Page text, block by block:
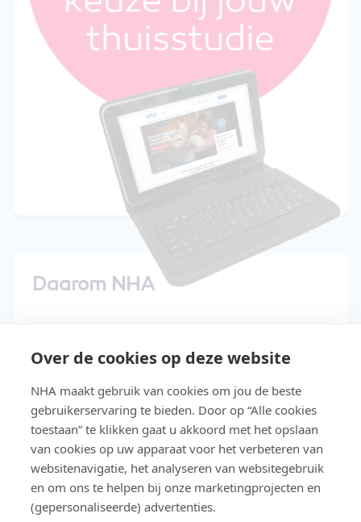
Over de cookies op deze website
NHA maakt gebruik van cookies om jou de beste
gebruikerservaring te bieden. Door op “Alle cookies
toestaan” te klikken gaat u akkoord met het opslaan
van cookies op uw apparaat voor het verbeteren van
websitenavigatie, het analyseren van websitegebruik
en om ons te helpen bij onze marketingprojecten en
(gepersonaliseerde) advertenties.
Daarom NHA
Start direct met de cursus
Studeer in je eigen tempo
Niet geslaagd? Lesgeld terug
Slaag makkelijker met Easy Learning®
Gratis toegang tot de NHA e-
bookbibliotheek